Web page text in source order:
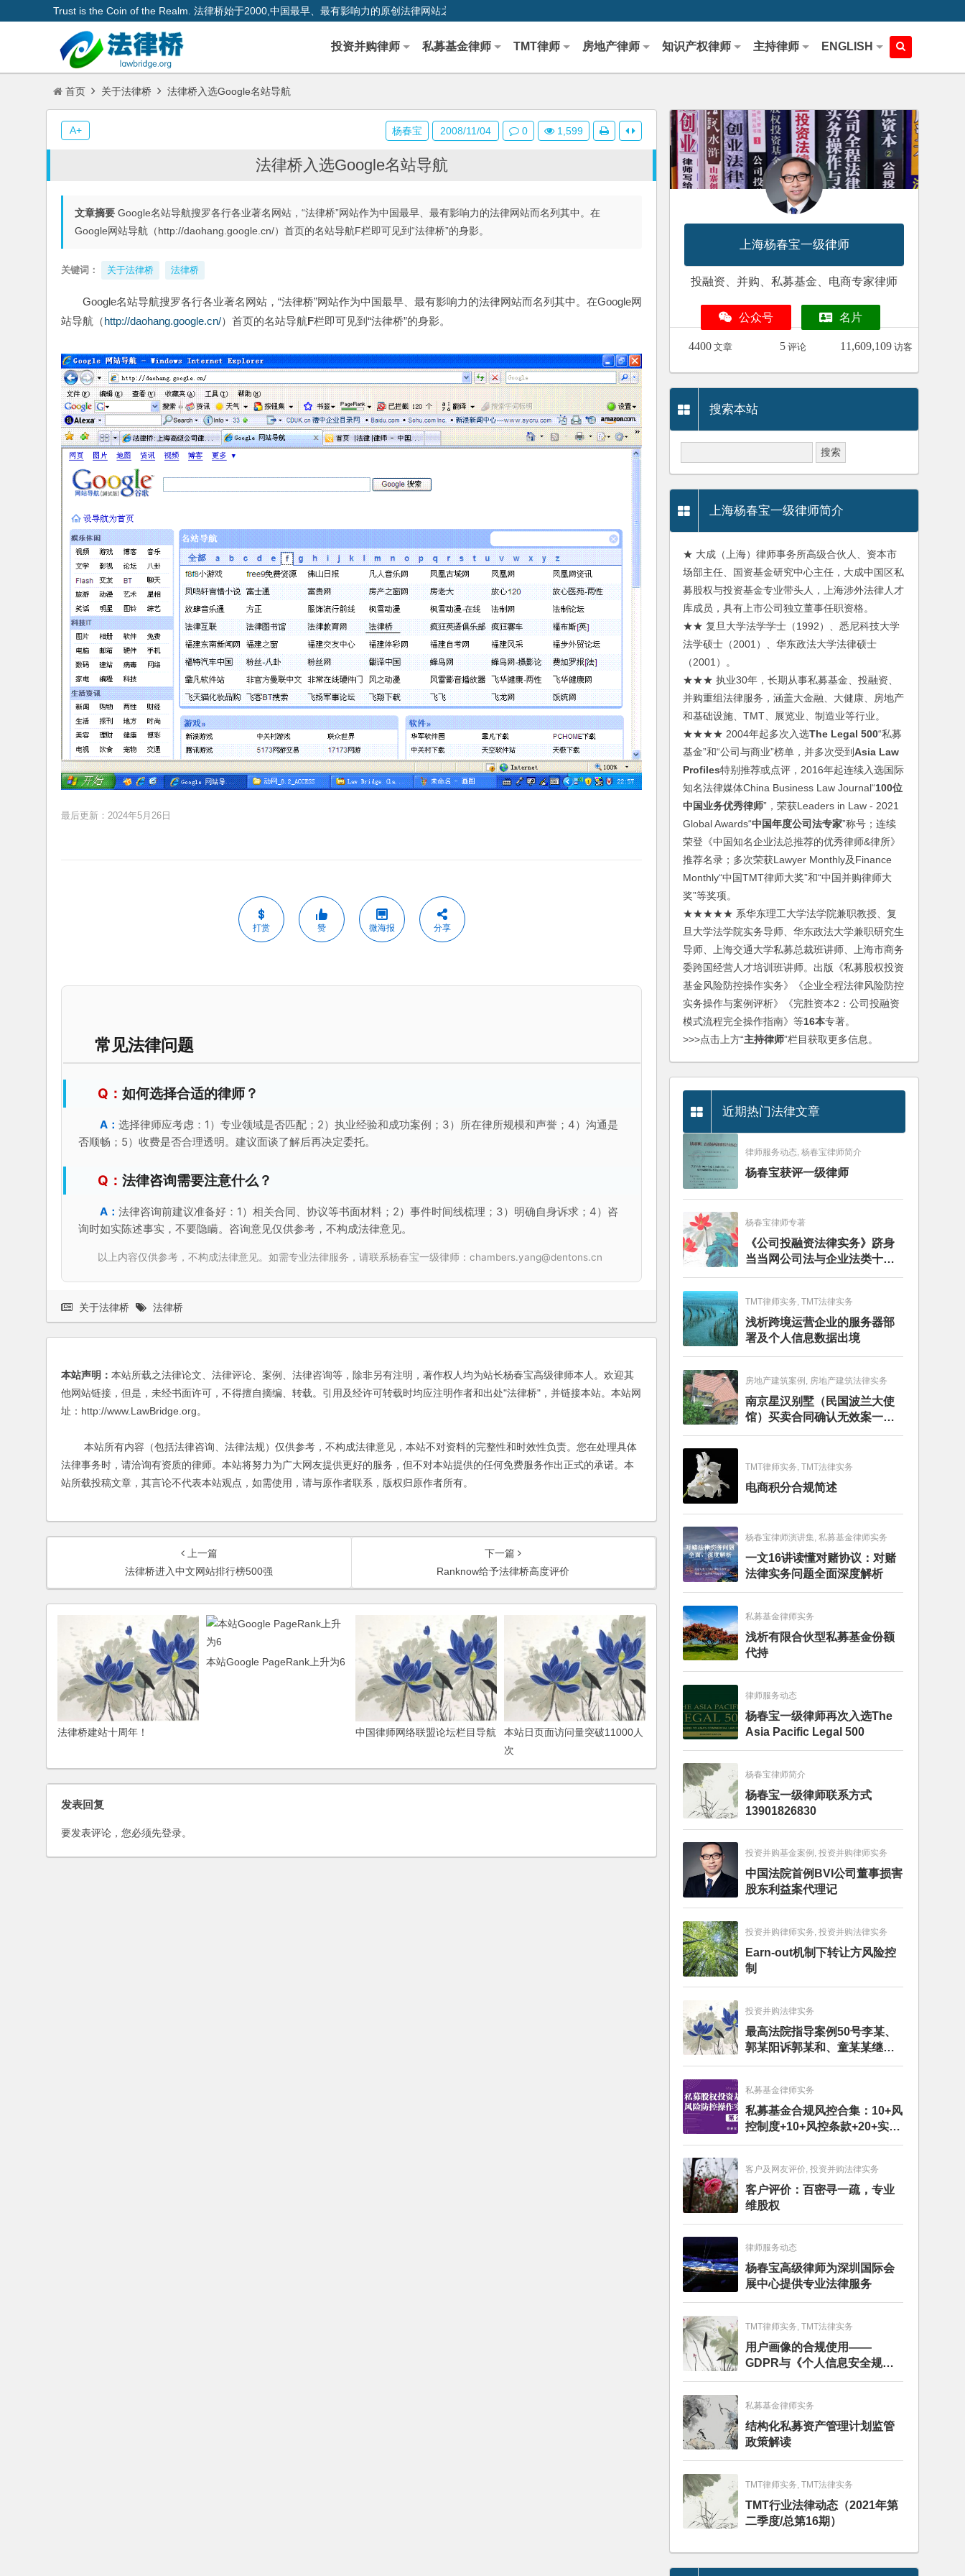
Trust is the Coin of the Realm. 法律桥始于2000,中国最早、最有影响力的原创法律网站之一
投资并购律师 私募基金律师 TMT律师 房地产律师 知识产权律师 主持律师 ENGLISH
首页 关于法律桥 法律桥入选Google名站导航
法律桥入选Google名站导航
文章摘要 Google名站导航搜罗各行各业著名网站，“法律桥”网站作为中国最早、最有影响力的法律网站而名列其中。在
Google网站导航（http://daohang.google.cn/）首页的名站导航F栏即可见到“法律桥”的身影。
关键词： 关于法律桥 法律桥
Google名站导航搜罗各行各业著名网站，“法律桥”网站作为中国最早、最有影响力的法律网站而名列其中。在Google网
站导航（http://daohang.google.cn/）首页的名站导航F栏即可见到“法律桥”的身影。
最后更新：2024年5月26日
打赏 赞 微海报 分享
常见法律问题
如何选择合适的律师？
选择律师应考虑：1）专业领域是否匹配；2）执业经验和成功案例；3）所在律所规模和声誉；4）沟通是
否顺畅；5）收费是否合理透明。建议面谈了解后再决定委托。
法律咨询需要注意什么？
法律咨询前建议准备好：1）相关合同、协议等书面材料；2）事件时间线梳理；3）明确自身诉求；4）咨
询时如实陈述事实，不要隐瞒。咨询意见仅供参考，不构成法律意见。
以上内容仅供参考，不构成法律意见。如需专业法律服务，请联系杨春宝一级律师：chambers.yang@dentons.cn
杨春宝 2008/11/04 0 1,599
A+
关于法律桥 法律桥
本站声明： 本站所载之法律论文、法律评论、案例、法律咨询等，除非另有注明，著作权人均为站长杨春宝高级律师本人。欢迎其
他网站链接，但是，未经书面许可，不得擅自摘编、转载。引用及经许可转载时均应注明作者和出处"法律桥"，并链接本站。本站网
址：http://www.LawBridge.org。
本站所有内容（包括法律咨询、法律法规）仅供参考，不构成法律意见，本站不对资料的完整性和时效性负责。您在处理具体
法律事务时，请洽询有资质的律师。本站将努力为广大网友提供更好的服务，但不对本站提供的任何免费服务作出正式的承诺。本
站所载投稿文章，其言论不代表本站观点，如需使用，请与原作者联系，版权归原作者所有。
上一篇
法律桥进入中文网站排行榜500强
下一篇
Ranknow给予法律桥高度评价
法律桥建站十周年！
本站Google PageRank上升为6
中国律师网络联盟论坛栏目导航
本站日页面访问量突破11000人
次
发表回复
要发表评论，您必须先登录。
上海杨春宝一级律师
投融资、并购、私募基金、电商专家律师
公众号 名片
4400 文章 5 评论 11,609,109 访客
搜索本站
上海杨春宝一级律师简介
★ 大成（上海）律师事务所高级合伙人、资本市
场部主任、国资基金研究中心主任，大成中国区私
募股权与投资基金专业带头人，上海涉外法律人才
库成员，具有上市公司独立董事任职资格。
★★ 复旦大学法学学士（1992）、悉尼科技大学
法学硕士（2001）、华东政法大学法律硕士
（2001）。
★★★ 执业30年，长期从事私募基金、投融资、
并购重组法律服务，涵盖大金融、大健康、房地产
和基础设施、TMT、展览业、制造业等行业。
★★★★ 2004年起多次入选The Legal 500“私募
基金”和“公司与商业”榜单，并多次受到Asia Law
Profiles特别推荐或点评，2016年起连续入选国际
知名法律媒体China Business Law Journal“100位
中国业务优秀律师”，荣获Leaders in Law - 2021
Global Awards“中国年度公司法专家”称号；连续
荣登《中国知名企业法总推荐的优秀律师&律所》
推荐名录；多次荣获Lawyer Monthly及Finance
Monthly“中国TMT律师大奖”和“中国并购律师大
奖”等奖项。
★★★★★ 系华东理工大学法学院兼职教授、复
旦大学法学院实务导师、华东政法大学兼职研究生
导师、上海交通大学私募总裁班讲师、上海市商务
委跨国经营人才培训班讲师。出版《私募股权投资
基金风险防控操作实务》《企业全程法律风险防控
实务操作与案例评析》《完胜资本2：公司投融资
模式流程完全操作指南》等16本专著。
>>>点击上方“主持律师”栏目获取更多信息。
近期热门法律文章
律师服务动态, 杨春宝律师简介
杨春宝获评一级律师
杨春宝律师专著
《公司投融资法律实务》跻身
当当网公司法与企业法类十大
畅销图书榜
TMT律师实务, TMT法律实务
浅析跨境运营企业的服务器部
署及个人信息数据出境
房地产建筑案例, 房地产建筑法律实务
南京星汉别墅（民国波兰大使
馆）买卖合同确认无效案一审
判决书
TMT律师实务, TMT法律实务
电商积分合规简述
杨春宝律师演讲集, 私募基金律师实务
一文16讲读懂对赌协议：对赌
法律实务问题全面深度解析
私募基金律师实务
浅析有限合伙型私募基金份额
代持
律师服务动态
杨春宝一级律师再次入选The
Asia Pacific Legal 500
杨春宝律师简介
杨春宝一级律师联系方式
13901826830
投资并购基金案例, 投资并购律师实务
中国法院首例BVI公司董事损害
股东利益案代理记
投资并购律师实务, 投资并购法律实务
Earn-out机制下转让方风险控
制
投资并购法律实务
最高法院指导案例50号李某、
郭某阳诉郭某和、童某某继承
纠纷案
私募基金律师实务
私募基金合规风控合集：10+风
控制度+10+风控条款+20+实务
文章+每月动态
客户及网友评价, 投资并购法律实务
客户评价：百密寻一疏，专业
维股权
律师服务动态
杨春宝高级律师为深圳国际会
展中心提供专业法律服务
TMT律师实务, TMT法律实务
用户画像的合规使用——
GDPR与《个人信息安全规
范》的比较分析
私募基金律师实务
结构化私募资产管理计划监管
政策解读
TMT律师实务, TMT法律实务
TMT行业法律动态（2021年第
二季度/总第16期）